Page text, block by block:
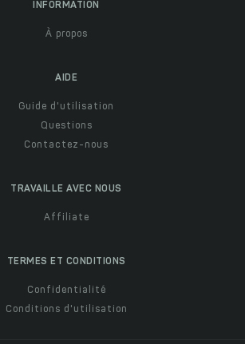
INFORMATION
À propos
AIDE
Guide d'utilisation
Questions
Contactez-nous
TRAVAILLE AVEC NOUS
Affiliate
TERMES ET CONDITIONS
Confidentialité
Conditions d'utilisation